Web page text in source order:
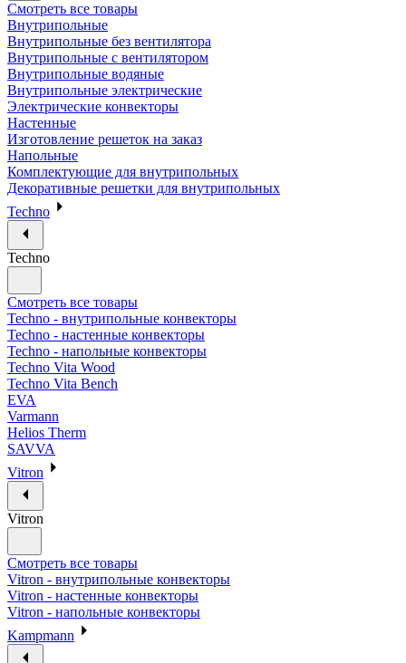
Смотреть все товары
Внутрипольные
Внутрипольные без вентилятора
Внутрипольные с вентилятором
Внутрипольные водяные
Внутрипольные электрические
Электрические конвекторы
Настенные
Изготовление решеток на заказ
Напольные
Комплектующие для внутрипольных
Декоративные решетки для внутрипольных
Techno
Techno
Смотреть все товары
Techno - внутрипольные конвекторы
Techno - настенные конвекторы
Techno - напольные конвекторы
Techno Vita Wood
Techno Vita Bench
EVA
Varmann
Helios Therm
SAVVA
Vitron
Vitron
Смотреть все товары
Vitron - внутрипольные конвекторы
Vitron - настенные конвекторы
Vitron - напольные конвекторы
Kampmann